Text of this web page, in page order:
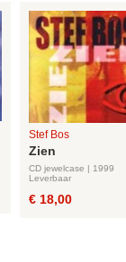
Stef Bos
Zien
CD jewelcase | 1999
Leverbaar
€ 18,00